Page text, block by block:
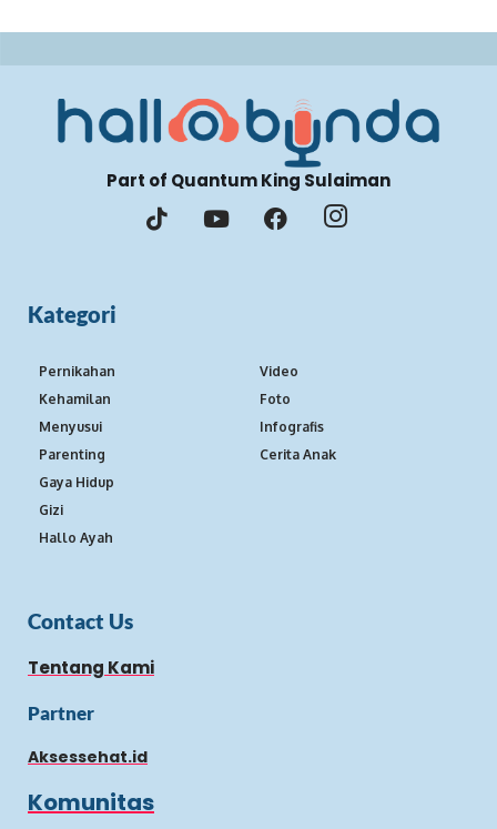
Part of Quantum King Sulaiman
Kategori
Pernikahan
Kehamilan
Menyusui
Parenting
Gaya Hidup
Gizi
Hallo Ayah
Video
Foto
Infografis
Cerita Anak
Contact Us
Tentang Kami
Partner
Aksessehat.id
Komunitas